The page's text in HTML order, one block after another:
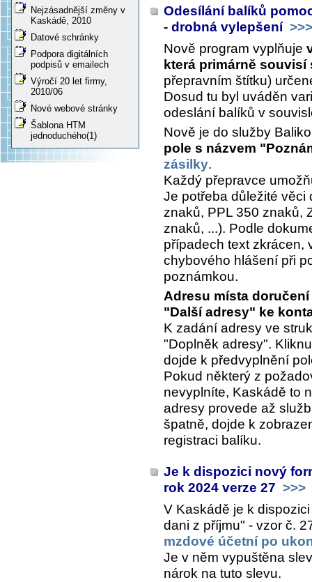
Nejzásadnější změny v
Kaskádě, 2010
Datové schránky
Podpora digitálních
podpisů v emailech
Výročí 20 let firmy,
2010/06
Nové webové stránky
Šablona HTM
jednoduchého(1)
Odesílání balíků
- drobná vylepšení >>>
Nově program vyplňuje
která primárně souvisí
přepravním štítku)
Dosud tu byl uváděn
odeslání balíků v
Nově je do služby
pole s názvem
zásilky.
Každý přepravce
Je potřeba důležité věci
znaků, PPL 350 znaků,
znaků, ...). Podle
případech text zkrácen,
chybového hlášení při
poznámkou.
Adresu místa
"Další adresy" ke
K zadání adresy ve
"Doplněk adresy".
dojde k předvyplnění
Pokud některý z
nevyplníte, Kaskádě to
adresy provede až
špatně, dojde k
registraci balíku.
Je k dispozici nový
rok 2024 verze 27 >>>
V Kaskádě je k
dani z příjmu" - vzor č.
mzdové účetní po
Je v něm vypuštěna
nárok na tuto slevu.